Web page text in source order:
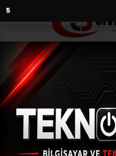
2
Anasayfa Spor
Beşiktaş -
maçı yeniden
(İHA) - İhlas Haber Ajansı |